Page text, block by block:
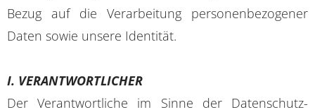
Bezug auf die Verarbeitung personenbezogener
Daten sowie unsere Identität.
I. VERANTWORTLICHER
Der Verantwortliche im Sinne der Datenschutz-